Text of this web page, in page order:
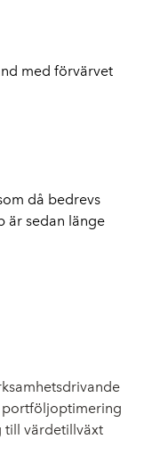
med förvärvet
då bedrevs
är sedan länge
portföljoptimering
till värdetillväxt